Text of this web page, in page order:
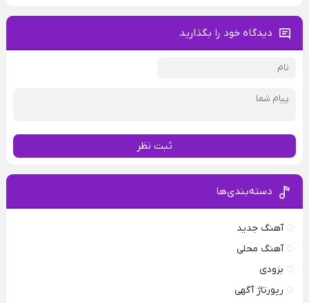
دیدگاه خود را بگذارید
ثبت نظر
دسته‌بندی‌ها
آهنگ جدید
آهنگ محلی
بزودی
رپورتاژ آگهی